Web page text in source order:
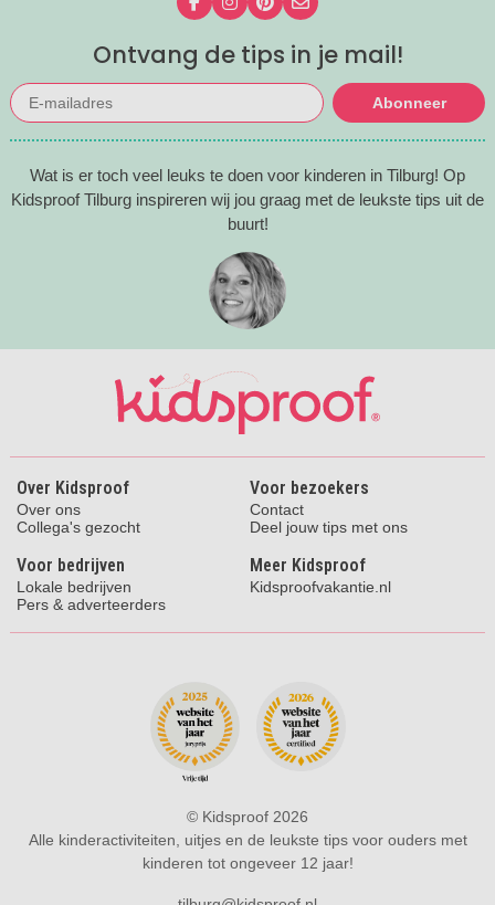
Volg ons op Facebook
Volg ons op Instagram
Volg ons op Pinterest
Mail ons
Ontvang de tips in je mail!
Abonneer
Wat is er toch veel leuks te doen voor kinderen in Tilburg! Op
Kidsproof Tilburg inspireren wij jou graag met de leukste tips uit de
buurt!
Over Kidsproof
Over ons
Collega's gezocht
Voor bezoekers
Contact
Deel jouw tips met ons
Voor bedrijven
Lokale bedrijven
Pers & adverteerders
Meer Kidsproof
Kidsproofvakantie.nl
© Kidsproof 2026
Alle kinderactiviteiten, uitjes en de leukste tips voor ouders met
kinderen tot ongeveer 12 jaar!